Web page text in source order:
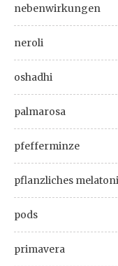
nebenwirkungen
neroli
oshadhi
palmarosa
pfefferminze
pflanzliches
pods
primavera